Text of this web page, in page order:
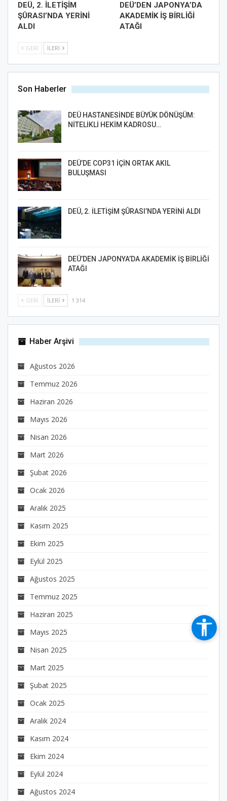
DEÜ, 2. İLETİŞİM
ŞÛRASI’NDA YERİNİ
ALDI
DEÜ’DEN JAPONYA’DA
AKADEMİK İŞ BİRLİĞİ
ATAĞI
GERI İLERI
Son Haberler
DEÜ HASTANESİNDE BÜYÜK DÖNÜŞÜM:
NİTELİKLİ HEKİM KADROSU…
DEÜ’DE COP31 İÇİN ORTAK AKIL
BULUŞMASI
DEÜ, 2. İLETİŞİM ŞÛRASI’NDA YERİNİ ALDI
DEÜ’DEN JAPONYA’DA AKADEMİK İŞ BİRLİĞİ
ATAĞI
GERI İLERI 1 314
Haber Arşivi
Ağustos 2026
Temmuz 2026
Haziran 2026
Mayıs 2026
Nisan 2026
Mart 2026
Şubat 2026
Ocak 2026
Aralık 2025
Kasım 2025
Ekim 2025
Eylül 2025
Ağustos 2025
Temmuz 2025
Haziran 2025
Mayıs 2025
Nisan 2025
Mart 2025
Şubat 2025
Ocak 2025
Aralık 2024
Kasım 2024
Ekim 2024
Eylül 2024
Ağustos 2024